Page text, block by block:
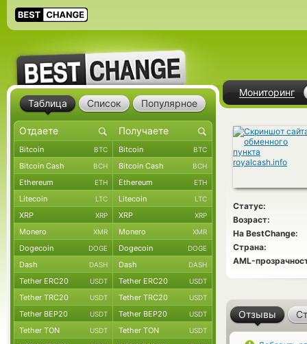
Мониторинг
Статус:
Возраст:
На BestChange:
Страна:
AML-
Отзывы
Таблица Список Популярное
Bitcoin BTC Bitcoin BTC
Bitcoin Cash BCH Bitcoin Cash BCH
Ethereum ETH Ethereum ETH
Litecoin LTC Litecoin LTC
XRP XRP XRP XRP
Monero XMR Monero XMR
Dogecoin DOGE Dogecoin DOGE
Dash DASH Dash DASH
Tether ERC20 USDT Tether ERC20 USDT
Tether TRC20 USDT Tether TRC20 USDT
Tether BEP20 USDT Tether BEP20 USDT
Tether TON USDT Tether TON USDT